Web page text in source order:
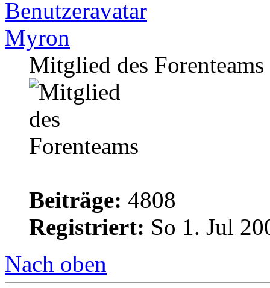
Myron
Mitglied des Forenteams
Beiträge: 4808
Registriert: So 1. Jul
Nach oben